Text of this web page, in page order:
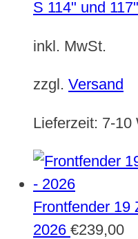
S 114" und 117"
inkl. MwSt.
zzgl. Versand
Lieferzeit: 7-10
Frontfender 19
2026 €239,00